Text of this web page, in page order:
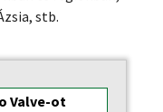
stb.
Valve-ot